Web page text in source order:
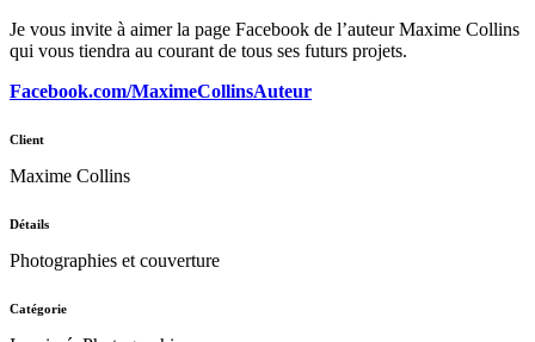
Je vous invite à aimer la page Facebook de l’auteur Maxime Collins
qui vous tiendra au courant de tous ses futurs projets.
Facebook.com/MaximeCollinsAuteur
Client
Maxime Collins
Détails
Photographies et couverture
Catégorie